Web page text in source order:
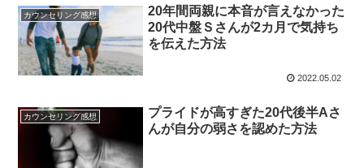
カウンセリング感想
20年間両親に本音が言えなかった
20代中盤Ｓさんが2カ月で気持ち
を伝えた方法
2022.05.02
カウンセリング感想
プライドが高すぎた20代後半Aさ
んが自分の弱さを認めた方法